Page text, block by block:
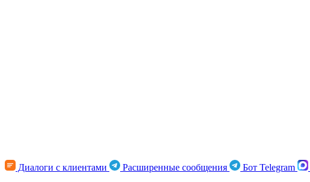
Диалоги с клиентами Расширенные сообщения Бот Telegram